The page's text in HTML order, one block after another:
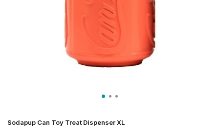
Sodapup Can Toy Treat Dispenser XL